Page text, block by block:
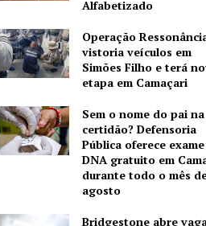
Alfabetizado
Operação
vistoria veículos em
Simões Filho e terá
etapa em Camaçari
Sem o nome do pai na
certidão? Defensoria
Pública oferece
DNA gratuito em
durante todo o mês
agosto
Bridgestone abre